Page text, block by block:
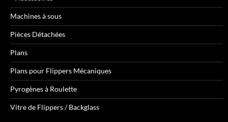
Machines à sous
Pièces Détachées
Plans
Plans pour Flippers Mécaniques
Pyrogènes à Roulette
Vitre de Flippers / Backglass